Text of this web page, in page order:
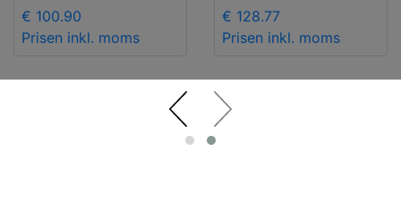
€ 100.90
Prisen inkl. moms
€ 128.77
Prisen inkl. moms